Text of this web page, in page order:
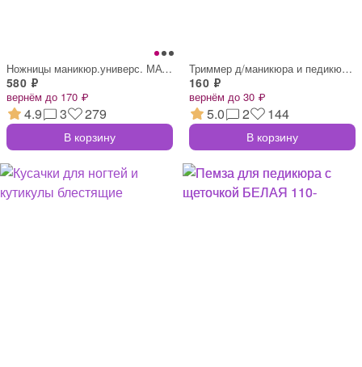
Ножницы маникюр.универс. МАТОВЫЕ 101-002
580 ₽
вернём до 170 ₽
4.9 3 279
В корзину
Триммер д/маникюра и педикюра, дл. 11,3с
160 ₽
вернём до 30 ₽
5.0 2 144
В корзину